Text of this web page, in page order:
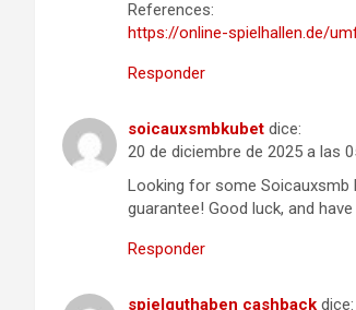
References:
https://online-spielhallen.de/
Responder
soicauxsmbkubet dice:
20 de diciembre de 2025 a las
Looking for some Soicauxsmb
guarantee! Good luck, and
Responder
spielguthaben cashback dice: